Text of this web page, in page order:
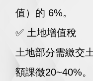
值）的 6%。
✅ 土地增值稅
土地部分需繳交
額課徵20~40%。